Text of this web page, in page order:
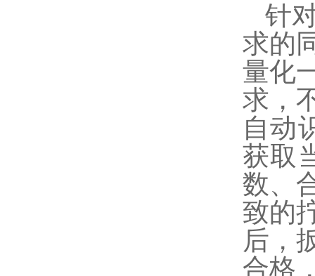
针
求的
量化
求，
自动
获取
数、
致的
后，
合格